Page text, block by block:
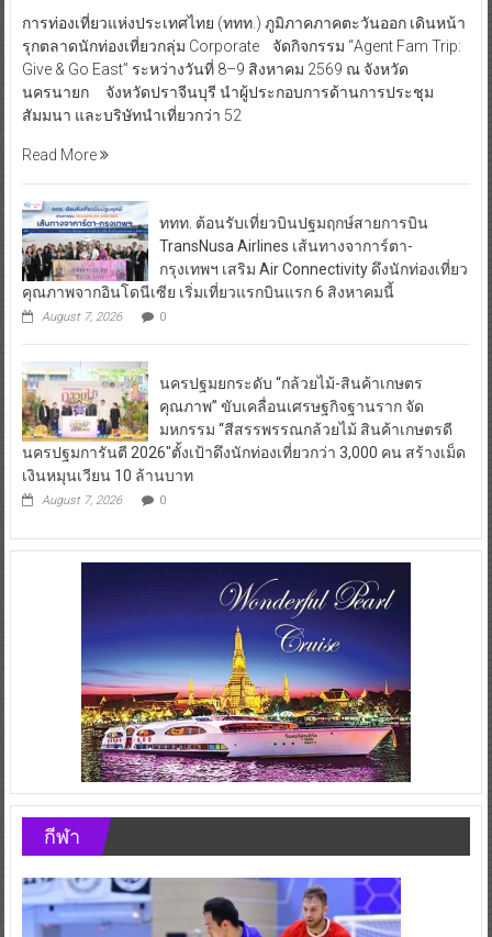
การท่องเที่ยวแห่งประเทศไทย (ททท.) ภูมิภาคภาคตะวันออก เดินหน้า
รุกตลาดนักท่องเที่ยวกลุ่ม Corporate จัดกิจกรรม “Agent Fam Trip:
Give & Go East” ระหว่างวันที่ 8–9 สิงหาคม 2569 ณ จังหวัด
นครนายก จังหวัดปราจีนบุรี นำผู้ประกอบการด้านการประชุม
สัมมนา และบริษัทนำเที่ยวกว่า 52
Read More
ททท. ต้อนรับเที่ยวบินปฐมฤกษ์สายการบิน
TransNusa Airlines เส้นทางจาการ์ตา-
กรุงเทพฯ เสริม Air Connectivity ดึงนักท่องเที่ยว
คุณภาพจากอินโดนีเซีย เริ่มเที่ยวแรกบินแรก 6 สิงหาคมนี้
August 7, 2026 0
นครปฐมยกระดับ “กล้วยไม้-สินค้าเกษตร
คุณภาพ” ขับเคลื่อนเศรษฐกิจฐานราก จัด
มหกรรม “สีสรรพรรณกล้วยไม้ สินค้าเกษตรดี
นครปฐมการันตี 2026″ตั้งเป้าดึงนักท่องเที่ยวกว่า 3,000 คน สร้างเม็ด
เงินหมุนเวียน 10 ล้านบาท
August 7, 2026 0
กีฬา